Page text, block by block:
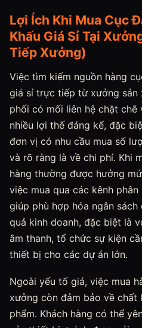
Lợi Ích Khi Mua Cục
Khấu Giá Sỉ Tại
Tiếp Xưởng)
Việc tìm kiếm nguồn hàng
giá sỉ trực tiếp từ xưởng sản
phối có mối liên hệ chặt chẽ
nhiều lợi thế đáng kể, đặc
đơn vị có nhu cầu mua số
và rõ ràng là về chi phí. Khi
hàng thường được hưởng
việc mua qua các kênh
giúp phù hợp hóa ngân sách
quả kinh doanh, đặc biệt là
âm thanh, tổ chức sự kiện
thiết bị cho các dự án lớn.
Ngoài yếu tố giá, việc mua
xưởng còn đảm bảo về chất
phẩm. Khách hàng có thể